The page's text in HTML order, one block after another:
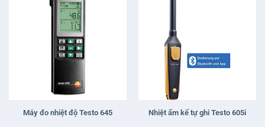
Máy đo nhiệt độ Testo 645 Nhiệt ẩm kế tự ghi Testo 605i